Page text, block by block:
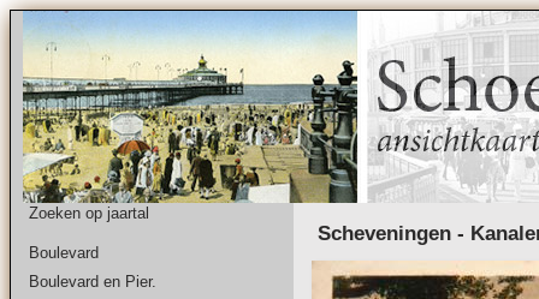
Zoeken op jaartal
Boulevard
Boulevard en Pier.
Scheveningen -